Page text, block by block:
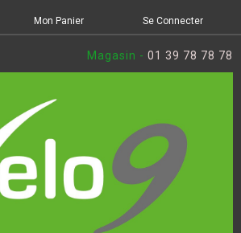
Mon Panier Se Connecter
Magasin - 01 39 78 78 78